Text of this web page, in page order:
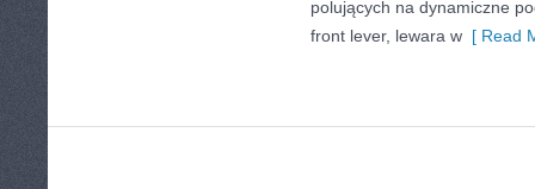
polujących na dynamiczne
front lever, lewara w [ Read